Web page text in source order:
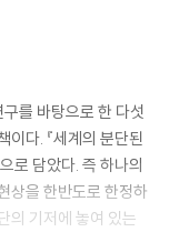
를 바탕으로 한 다섯
다. 『세계의 분단된
로 담았다. 즉 하나의
상을 한반도로 한정하
의 기저에 놓여 있는